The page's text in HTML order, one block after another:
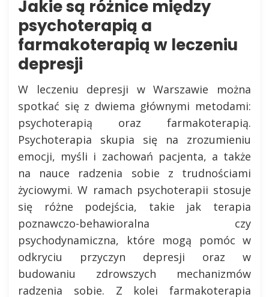
Jakie są różnice między
psychoterapią a
farmakoterapią w leczeniu
depresji
W leczeniu depresji w Warszawie można
spotkać się z dwiema głównymi metodami:
psychoterapią oraz farmakoterapią.
Psychoterapia skupia się na zrozumieniu
emocji, myśli i zachowań pacjenta, a także
na nauce radzenia sobie z trudnościami
życiowymi. W ramach psychoterapii stosuje
się różne podejścia, takie jak terapia
poznawczo-behawioralna czy
psychodynamiczna, które mogą pomóc w
odkryciu przyczyn depresji oraz w
budowaniu zdrowszych mechanizmów
radzenia sobie. Z kolei farmakoterapia